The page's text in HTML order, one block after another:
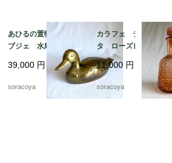
あひるの置物 真鍮オ
ブジェ 水鳥 小物入
れ 19otｍ14-5
39,000 円
soracoya
カラフェ デキャン
タ ローズピンク アー
ルデコ 水差し 19tw
m16
11,000 円
soracoya